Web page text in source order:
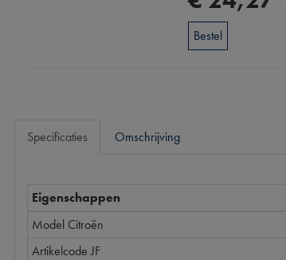
Bestel
Specificaties Omschrijving
Eigenschappen
Model Citroën
Artikelcode JF